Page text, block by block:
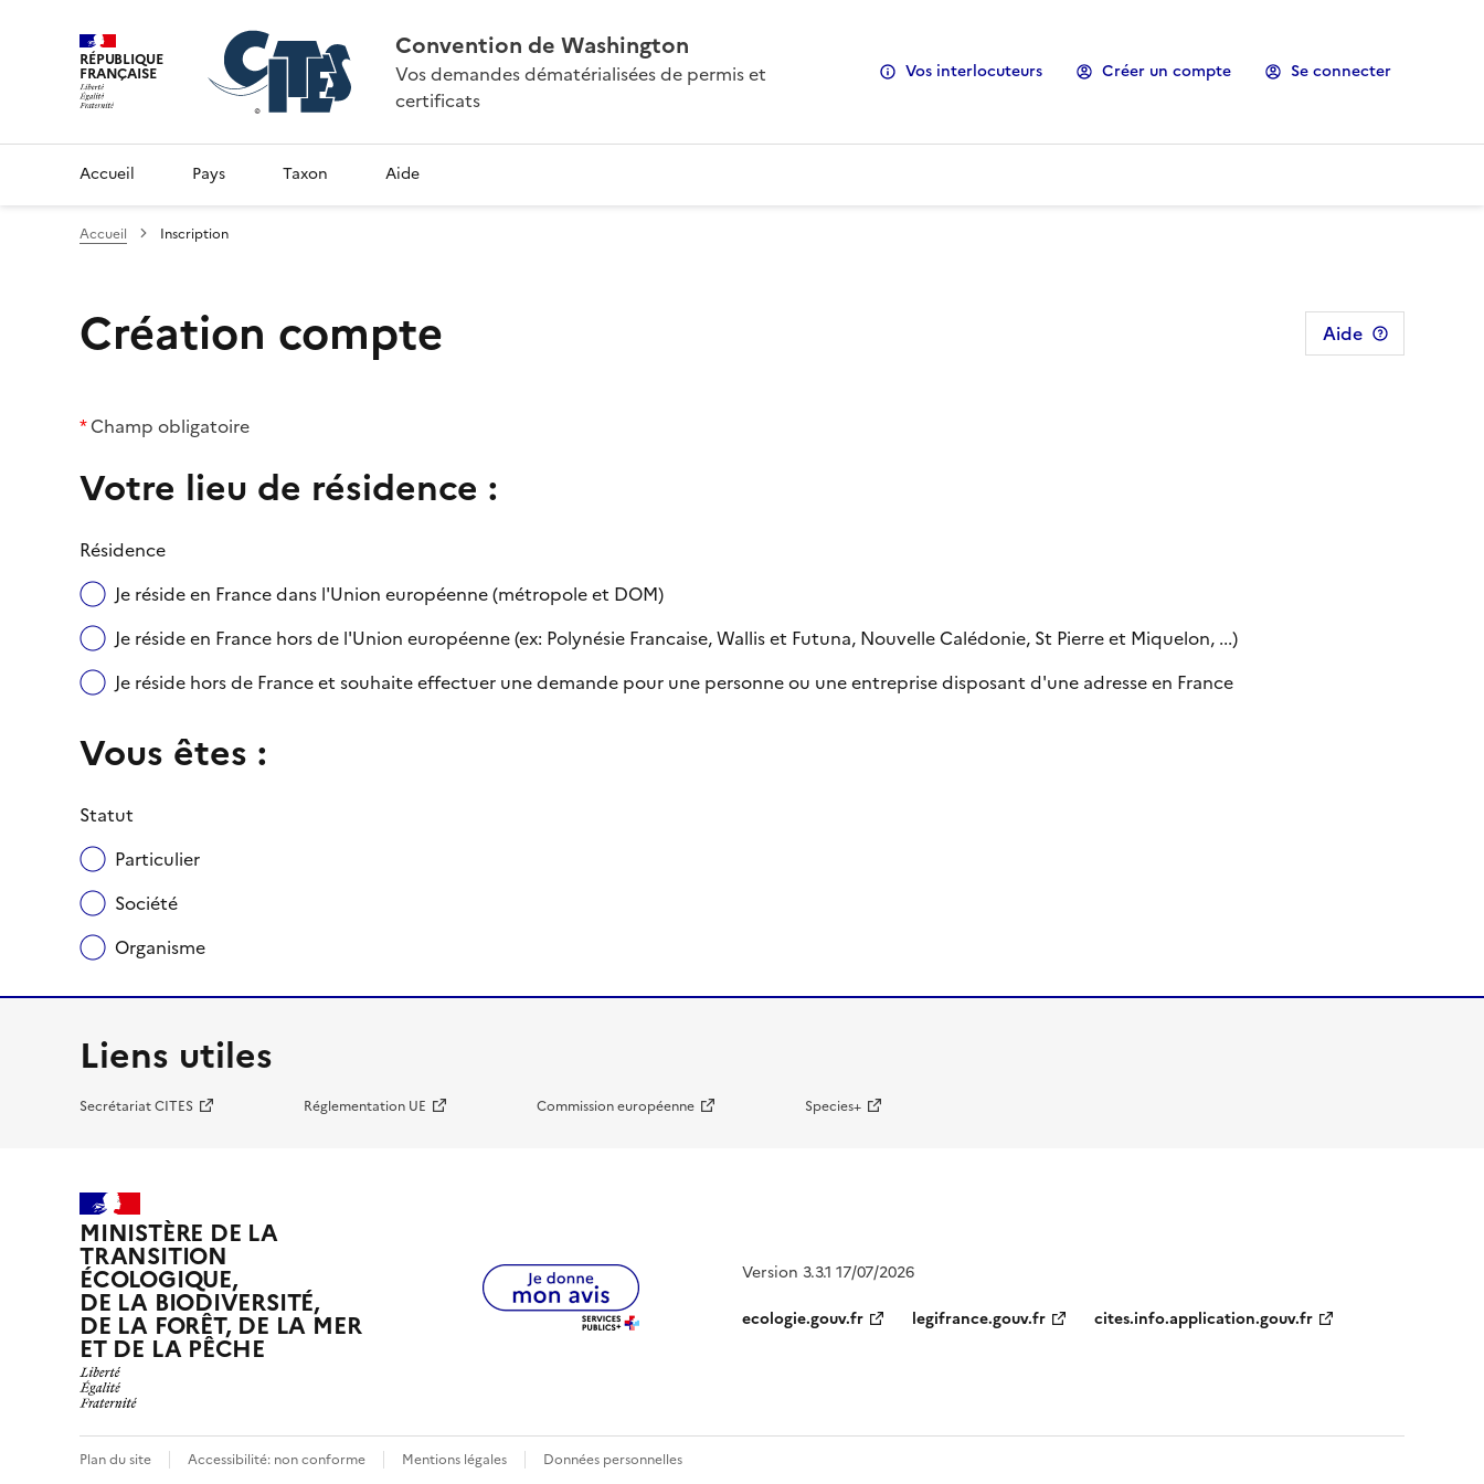
RÉPUBLIQUE
FRANÇAISE
Convention de Washington
Vos demandes dématérialisées de permis et
certificats
Vos interlocuteurs Créer un compte Se connecter
Accueil Pays Taxon Aide
Accueil Inscription
Création compte Aide
*Champ obligatoire
Votre lieu de résidence :
Résidence
Je réside en France dans l'Union européenne (métropole et DOM)
Je réside en France hors de l'Union européenne (ex: Polynésie Francaise, Wallis et Futuna, Nouvelle Calédonie, St Pierre et Miquelon, ...)
Je réside hors de France et souhaite effectuer une demande pour une personne ou une entreprise disposant d'une adresse en France
Vous êtes :
Statut
Particulier
Société
Organisme
Liens utiles
Secrétariat CITES Réglementation UE Commission européenne Species+
MINISTÈRE DE LA
TRANSITION
ÉCOLOGIQUE,
DE LA BIODIVERSITÉ,
DE LA FORÊT, DE LA MER
ET DE LA PÊCHE
Version 3.3.1 17/07/2026
ecologie.gouv.fr
legifrance.gouv.fr cites.info.application.gouv.fr
Plan du site Accessibilité: non conforme Mentions légales Données personnelles